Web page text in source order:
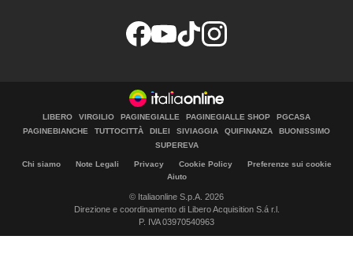
LIBERO VIRGILIO PAGINEGIALLE PAGINEGIALLE SHOP
PGCASA
PAGINEBIANCHE
TUTTOCITTÀ DILEI SIVIAGGIA QUIFINANZA
BUONISSIMO
SUPEREVA
Chi siamo Note Legali Privacy Cookie Policy
Preferenze sui cookie
Aiuto
© Italiaonline S.p.A. 2026
Direzione e coordinamento di Libero Acquisition S.á r.l.
P. IVA 03970540963